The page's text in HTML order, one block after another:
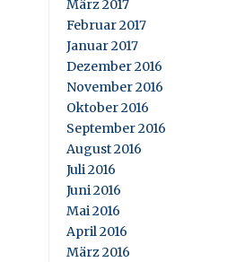
März 2017
Februar 2017
Januar 2017
Dezember 2016
November 2016
Oktober 2016
September 2016
August 2016
Juli 2016
Juni 2016
Mai 2016
April 2016
März 2016